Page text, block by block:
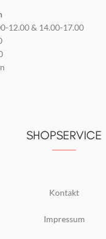
12.00 & 14.00-17.00
SHOPSERVICE
Kontakt
Impressum